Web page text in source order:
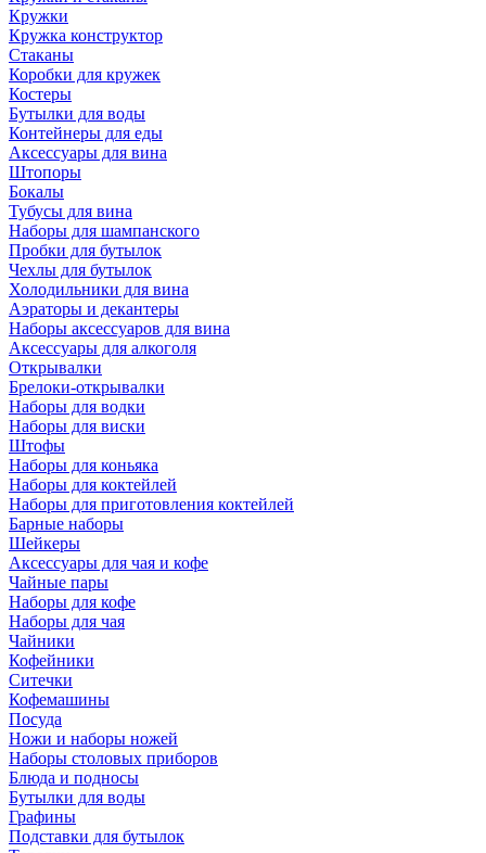
Кружки
Кружка конструктор
Стаканы
Коробки для кружек
Костеры
Бутылки для воды
Контейнеры для еды
Аксессуары для вина
Штопоры
Бокалы
Тубусы для вина
Наборы для шампанского
Пробки для бутылок
Чехлы для бутылок
Холодильники для вина
Аэраторы и декантеры
Наборы аксессуаров для вина
Аксессуары для алкоголя
Открывалки
Брелоки-открывалки
Наборы для водки
Наборы для виски
Штофы
Наборы для коньяка
Наборы для коктейлей
Наборы для приготовления коктейлей
Барные наборы
Шейкеры
Аксессуары для чая и кофе
Чайные пары
Наборы для кофе
Наборы для чая
Чайники
Кофейники
Ситечки
Кофемашины
Посуда
Ножи и наборы ножей
Наборы столовых приборов
Блюда и подносы
Бутылки для воды
Графины
Подставки для бутылок